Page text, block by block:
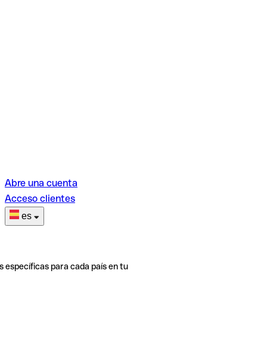
Abre una cuenta
Acceso clientes
es
específicas para cada país en tu